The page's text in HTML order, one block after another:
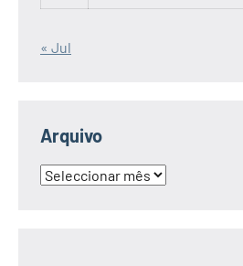
« Jul
Arquivo
Arquivo